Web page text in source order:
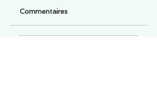
Commentaires